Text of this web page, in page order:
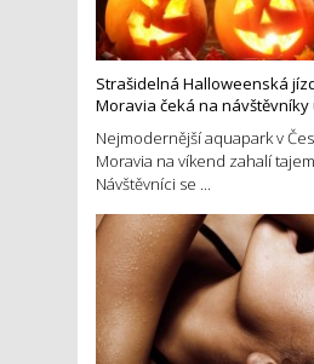
Strašidelná Halloweenská
Moravia čeká na
Nejmodernější aquapark v
Moravia na víkend zahalí
Návštěvníci se ...